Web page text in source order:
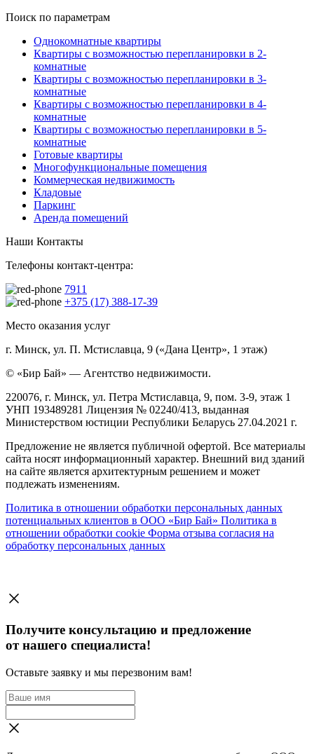
Поиск по параметрам
Однокомнатные квартиры
Квартиры с возможностью перепланировки в 2-
комнатные
Квартиры с возможностью перепланировки в 3-
комнатные
Квартиры с возможностью перепланировки в 4-
комнатные
Квартиры с возможностью перепланировки в 5-
комнатные
Готовые квартиры
Многофункциональные помещения
Коммерческая недвижимость
Кладовые
Паркинг
Аренда помещений
Наши Контакты
Телефоны контакт-центра:
7911
+375 (17) 388-17-39
Место оказания услуг
г. Минск, ул. П. Мстиславца, 9 («Дана Центр», 1 этаж)
© «Бир Бай» — Агентство недвижимости.
220076, г. Минск, ул. Петра Мстиславца, 9, пом. 3-9, этаж 1
УНП 193489281 Лицензия № 02240/413, выданная
Министерством юстиции Республики Беларусь 27.04.2021 г.
Предложение не является публичной офертой. Все материалы
сайта носят информационный характер. Внешний вид зданий
на сайте является архитектурным решением и может
подлежать изменениям.
Политика в отношении обработки персональных данных
потенциальных клиентов в ООО «Бир Бай» Политика в
отношении обработки cookie Форма отзыва согласия на
обработку персональных данных
Получите консультацию и предложение
от нашего специалиста!
Оставьте заявку и мы перезвоним вам!